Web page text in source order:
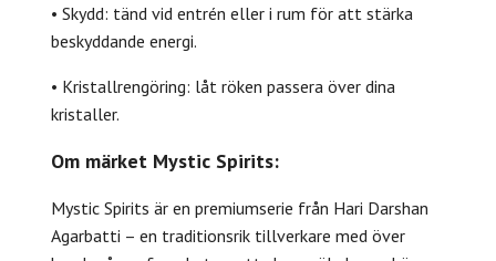
• Skydd: tänd vid entrén eller i rum för att stärka
beskyddande energi.
• Kristallrengöring: låt röken passera över dina
kristaller.
Om märket Mystic Spirits:
Mystic Spirits är en premiumserie från Hari Darshan
Agarbatti – en traditionsrik tillverkare med över